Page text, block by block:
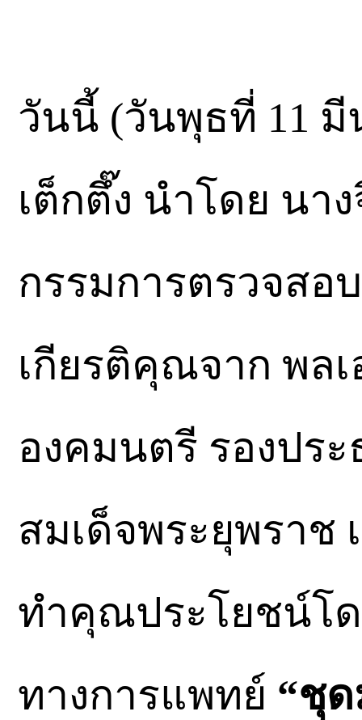
วันนี้ (วันพุธที่ 11 มี
เต็กตึ๊ง นำโดย น
กรรมการตรวจสอ
เกียรติคุณจาก พล
องคมนตรี รองปร
สมเด็จพระยุพราช
ทำคุณประโยชน์โ
ทางการแพทย์ “ชุด